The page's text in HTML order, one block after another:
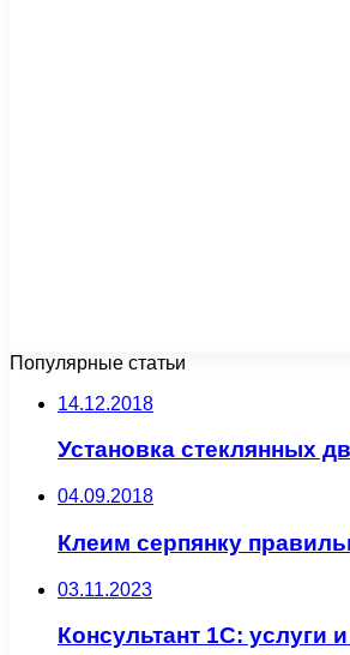
Популярные статьи
14.12.2018
Установка стеклянных
04.09.2018
Клеим серпянку
03.11.2023
Консультант 1С: услуги